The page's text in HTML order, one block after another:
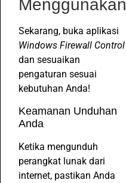
Menggunakan
Sekarang, buka aplikasi
Windows Firewall Control
dan sesuaikan
pengaturan sesuai
kebutuhan Anda!
Keamanan Unduhan
Anda
Ketika mengunduh
perangkat lunak dari
internet, pastikan Anda